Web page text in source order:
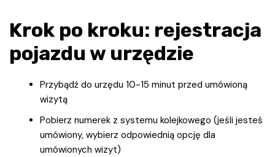
Krok po kroku: rejestracja
pojazdu w urzędzie
Przybądź do urzędu 10-15 minut przed umówioną
wizytą
Pobierz numerek z systemu kolejkowego (jeśli jesteś
umówiony, wybierz odpowiednią opcję dla
umówionych wizyt)